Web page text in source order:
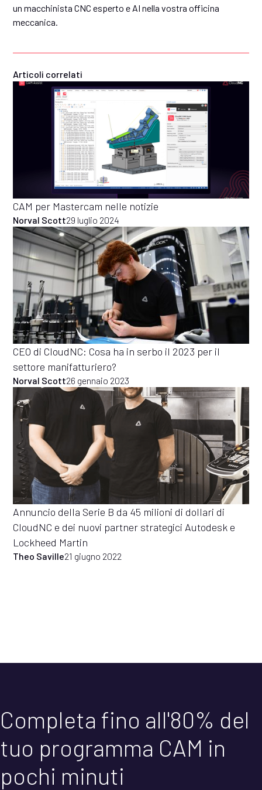
un macchinista CNC esperto e AI nella vostra officina
meccanica.
Articoli correlati
CAM per Mastercam nelle notizie
Norval Scott29 luglio 2024
CEO di CloudNC: Cosa ha in serbo il 2023 per il
settore manifatturiero?
Norval Scott26 gennaio 2023
Annuncio della Serie B da 45 milioni di dollari di
CloudNC e dei nuovi partner strategici Autodesk e
Lockheed Martin
Theo Saville21 giugno 2022
Completa fino all'80% del
tuo programma CAM in
pochi minuti